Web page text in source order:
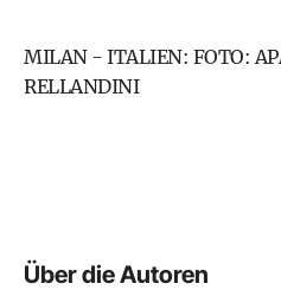
MILAN - ITALIEN: FOTO:
RELLANDINI
Über die Autoren